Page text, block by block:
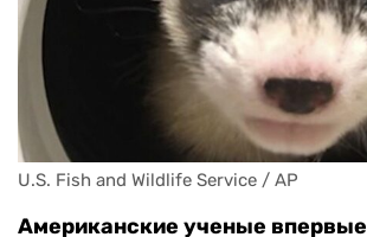
U.S. Fish and Wildlife Service / AP
Американские ученые впервые